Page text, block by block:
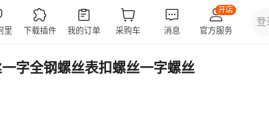
字全钢螺丝表扣螺丝一字螺丝